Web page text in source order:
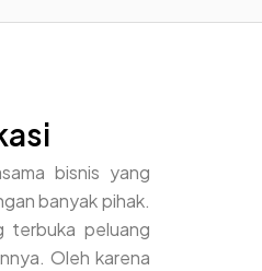
bisnis yang
banyak pihak.
terbuka peluang
Oleh karena